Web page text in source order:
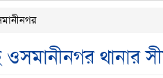
থানার